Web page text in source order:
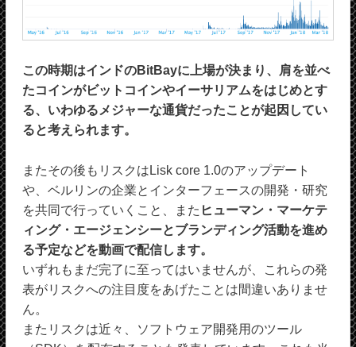
この時期はインドのBitBayに上場が決まり、肩を並べ
たコインがビットコインやイーサリアムをはじめとす
る、いわゆるメジャーな通貨だったことが起因してい
ると考えられます。
またその後もリスクはLisk core 1.0のアップデート
や、ベルリンの企業とインターフェースの開発・研究
を共同で行っていくこと、また ヒューマン・マーケテ
ィング・エージェンシーとブランディング活動を進め
る予定などを動画で配信します。
いずれもまだ完了に至ってはいませんが、これらの発
表がリスクへの注目度をあげたことは間違いありませ
ん。
またリスクは近々、ソフトウェア開発用のツール